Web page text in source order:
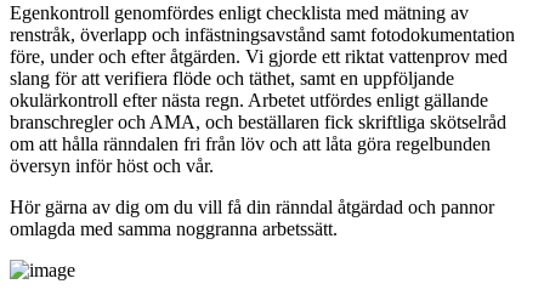
Egenkontroll genomfördes enligt checklista med mätning av
renstråk, överlapp och infästningsavstånd samt fotodokumentation
före, under och efter åtgärden. Vi gjorde ett riktat vattenprov med
slang för att verifiera flöde och täthet, samt en uppföljande
okulärkontroll efter nästa regn. Arbetet utfördes enligt gällande
branschregler och AMA, och beställaren fick skriftliga skötselråd
om att hålla ränndalen fri från löv och att låta göra regelbunden
översyn inför höst och vår.
Hör gärna av dig om du vill få din ränndal åtgärdad och pannor
omlagda med samma noggranna arbetssätt.